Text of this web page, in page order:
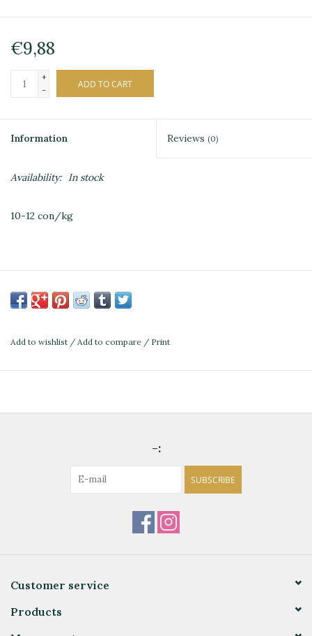
€9,88
+
-
ADD TO CART
Information Reviews (0)
Availability: In stock
10-12 con/kg
Add to wishlist / Add to compare / Print
-:
SUBSCRIBE
Customer service
Products